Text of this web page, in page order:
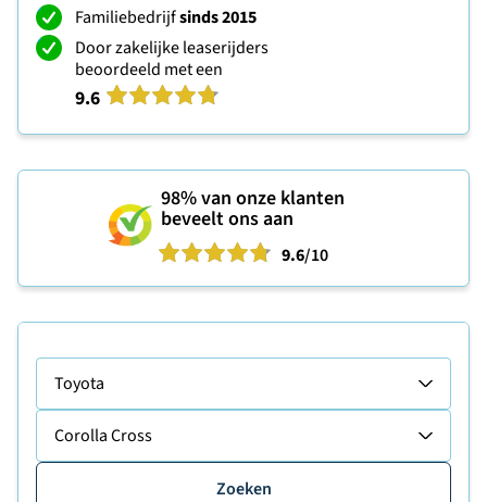
Familiebedrijfsinds 2015
Door zakelijke leaserijders
beoordeeld met een
9.6
98%van onze klanten
beveelt ons aan
9.6/10
Toyota
Corolla Cross
Zoeken